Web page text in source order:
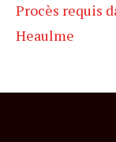
Procès requis
Heaulme